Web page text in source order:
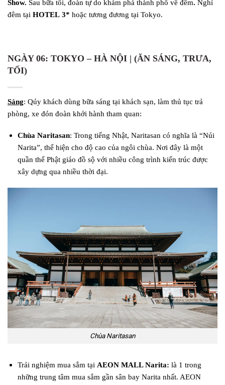
Show. Sau bữa tối, đoàn tự do khám phá thành phố về đêm. Nghỉ
đêm tại HOTEL 3* hoặc tương đương tại Tokyo.
NGÀY 06: TOKYO – HÀ NỘI | (ĂN SÁNG, TRƯA,
TỐI)
Sáng: Qúy khách dùng bữa sáng tại khách sạn, làm thủ tục trả
phòng, xe đón đoàn khởi hành tham quan:
Chùa Naritasan: Trong tiếng Nhật, Naritasan có nghĩa là “Núi
Narita”, thể hiện cho độ cao của ngôi chùa. Nơi đây là một
quần thể Phật giáo đồ sộ với nhiều công trình kiến trúc được
xây dựng qua nhiều thời đại.
Chùa Naritasan
Trải nghiệm mua sắm tại AEON MALL Narita: là 1 trong
những trung tâm mua sắm gần sân bay Narita nhất. AEON